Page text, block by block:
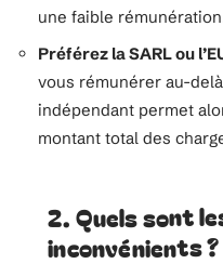
une faible
Préférez la SARL ou
vous rémunérer au-
indépendant permet
montant total des
2. Quels sont
inconvénients ?